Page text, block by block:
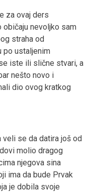
za ovaj ders
običaju nevoljko sam
straha od
po ustaljenim
iste ili slične stvari, a
nešto novo i
dio ovog kratkog
veli se da datira još od
molio dragog
njegova sina
ima da bude Prvak
je dobila svoje